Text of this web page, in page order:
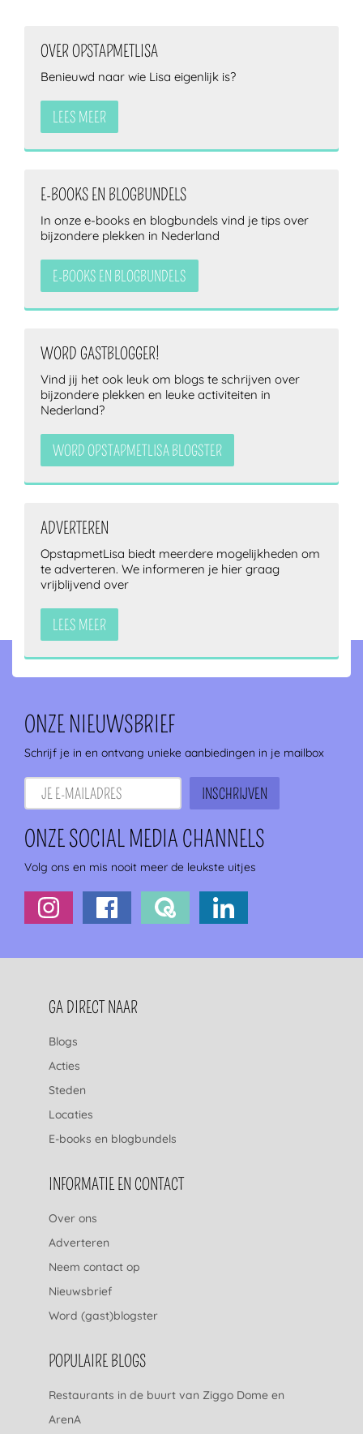
OVER OPSTAPMETLISA
Benieuwd naar wie Lisa eigenlijk is?
LEES MEER
E-BOOKS EN BLOGBUNDELS
In onze e-books en blogbundels vind je tips over
bijzondere plekken in Nederland
E-BOOKS EN BLOGBUNDELS
WORD GASTBLOGGER!
Vind jij het ook leuk om blogs te schrijven over
bijzondere plekken en leuke activiteiten in
Nederland?
WORD OPSTAPMETLISA BLOGSTER
ADVERTEREN
OpstapmetLisa biedt meerdere mogelijkheden om
te adverteren. We informeren je hier graag
vrijblijvend over
LEES MEER
ONZE NIEUWSBRIEF
Schrijf je in en ontvang unieke aanbiedingen in je mailbox
ONZE SOCIAL MEDIA CHANNELS
Volg ons en mis nooit meer de leukste uitjes
FOOTERNAVIGATIE
GA DIRECT NAAR
Blogs
Acties
Steden
Locaties
E-books en blogbundels
INFORMATIE EN CONTACT
Over ons
Adverteren
Neem contact op
Nieuwsbrief
Word (gast)blogster
POPULAIRE BLOGS
Restaurants in de buurt van Ziggo Dome en
ArenA